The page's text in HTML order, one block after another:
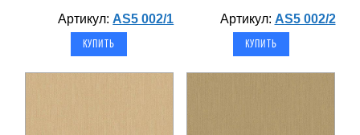
Артикул: AS5 002/1 Артикул: AS5 002/2